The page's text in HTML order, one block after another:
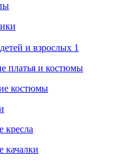
и взрослых 1
платья и костюмы
костюмы
кресла
качалки